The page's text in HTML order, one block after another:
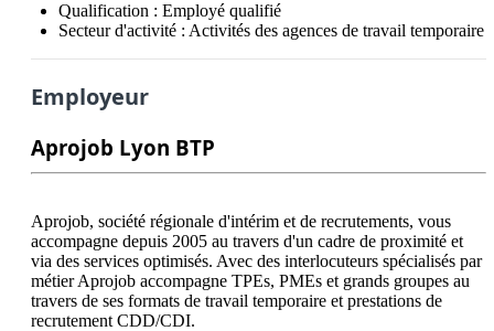
Qualification : Employé qualifié
Secteur d'activité : Activités des agences de travail temporaire
Employeur
Aprojob Lyon BTP
Aprojob, société régionale d'intérim et de recrutements, vous
accompagne depuis 2005 au travers d'un cadre de proximité et
via des services optimisés. Avec des interlocuteurs spécialisés par
métier Aprojob accompagne TPEs, PMEs et grands groupes au
travers de ses formats de travail temporaire et prestations de